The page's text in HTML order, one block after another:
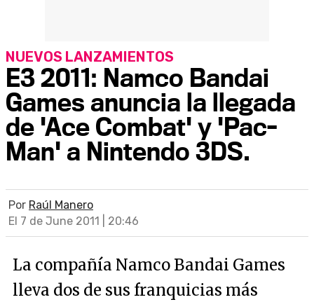
E3 2011: Namco Bandai
Games anuncia la llegada
de 'Ace Combat' y 'Pac-
Man' a Nintendo 3DS.
NUEVOS LANZAMIENTOS
Por Raúl Manero
El 7 de June 2011 | 20:46
La compañía Namco Bandai Games
lleva dos de sus franquicias más